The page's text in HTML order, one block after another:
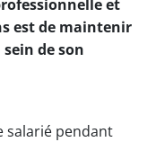
et
est de maintenir
de son
salarié pendant